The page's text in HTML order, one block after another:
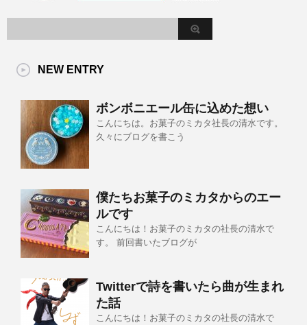
NEW ENTRY
ボンボニエール缶に込めた想い
こんにちは。お菓子のミカタ社長の清水です。
久々にブログを書こう
僕たちお菓子のミカタからのエー
ルです
こんにちは！お菓子のミカタの社長の清水で
す。 前回書いたブログが
Twitterで詩を書いたら曲が生まれ
た話
こんにちは！お菓子のミカタの社長の清水で